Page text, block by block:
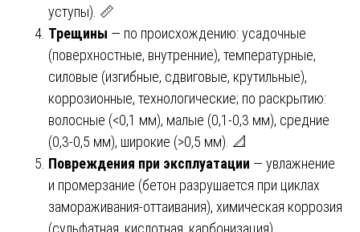
уступы). 📏
Трещины — по происхождению: усадочные
(поверхностные, внутренние), температурные,
силовые (изгибные, сдвиговые, крутильные),
коррозионные, технологические; по раскрытию:
волосные (<0,1 мм), малые (0,1-0,3 мм), средние
(0,3-0,5 мм), широкие (>0,5 мм). 📐
Повреждения при эксплуатации — увлажнение
и промерзание (бетон разрушается при циклах
замораживания-оттаивания), химическая коррозия
(сульфатная, кислотная, карбонизация),